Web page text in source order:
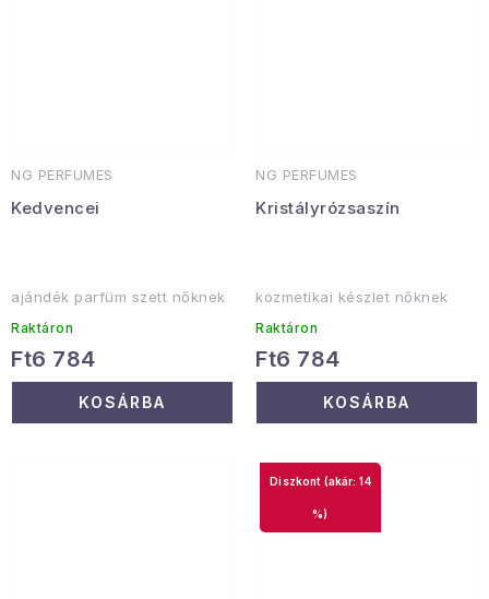
NG PERFUMES
Kedvencei
ajándék parfüm szett nőknek
Raktáron
Ft6 784
KOSÁRBA
NG PERFUMES
Kristályrózsaszín
kozmetikai készlet nőknek
Raktáron
Ft6 784
KOSÁRBA
(akár: 14
%)